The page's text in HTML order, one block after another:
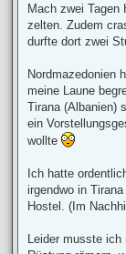
Mach zwei Tagen
zelten. Zudem
durfte dort zwei
Nordmazedonien
meine Laune
Tirana (Albanien)
ein
wollte
Ich hatte
irgendwo in
Hostel. (Im
Leider musste ich